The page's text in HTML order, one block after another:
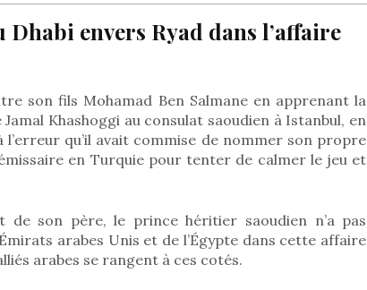
envers Ryad dans l’affaire
son fils Mohamad Ben Salmane en apprenant la
Khashoggi au consulat saoudien à Istanbul, en
qu’il avait commise de nommer son propre
en Turquie pour tenter de calmer le jeu et
de son père, le prince héritier saoudien n’a pas
arabes Unis et de l’Égypte dans cette affaire
arabes se rangent à ces cotés.